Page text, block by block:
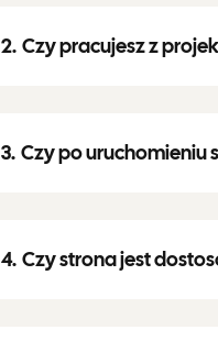
Czy pracujesz z
Czy po uruchomieniu
Czy strona jest